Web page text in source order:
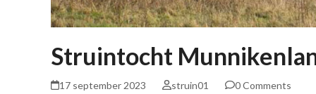
Struintocht
17 september 2023 struin01 0 Comments